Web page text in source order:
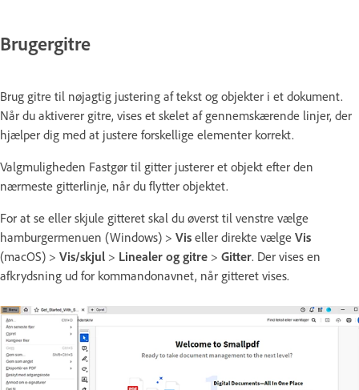
Brugergitre
Brug gitre til nøjagtig justering af tekst og objekter i et dokument.
Når du aktiverer gitre, vises et skelet af gennemskærende linjer, der
hjælper dig med at justere forskellige elementer korrekt.
Valgmuligheden Fastgør til gitter justerer et objekt efter den
nærmeste gitterlinje, når du flytter objektet.
For at se eller skjule gitteret skal du øverst til venstre vælge
hamburgermenuen (Windows) > Vis eller direkte vælge Vis
(macOS) > Vis/skjul > Linealer og gitre > Gitter. Der vises en
afkrydsning ud for kommandonavnet, når gitteret vises.